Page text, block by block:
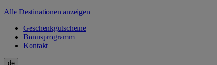
Alle Destinationen anzeigen
Geschenkgutscheine
Bonusprogramm
Kontakt
de